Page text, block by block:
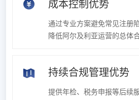
成本控制优势
通过专业方案避免常见注册
降低阿尔及利亚运营的总体
持续合规管理优势
提供年检、税务申报等后续